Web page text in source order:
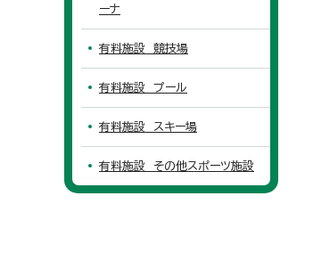
ーナ
有料施設 競技場
有料施設 プール
有料施設 スキー場
有料施設 その他スポーツ施設